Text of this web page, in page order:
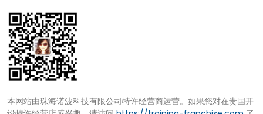
本网站由珠海诺波科技有限公司特许经营商运营。如果您对在贵国开